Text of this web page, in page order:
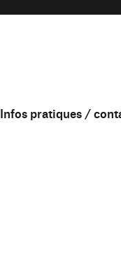
Infos pratiques /